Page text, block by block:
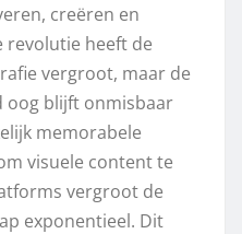
creëren en
revolutie heeft de
vergroot, maar de
oog blijft onmisbaar
memorabele
visuele content te
vergroot de
exponentieel. Dit